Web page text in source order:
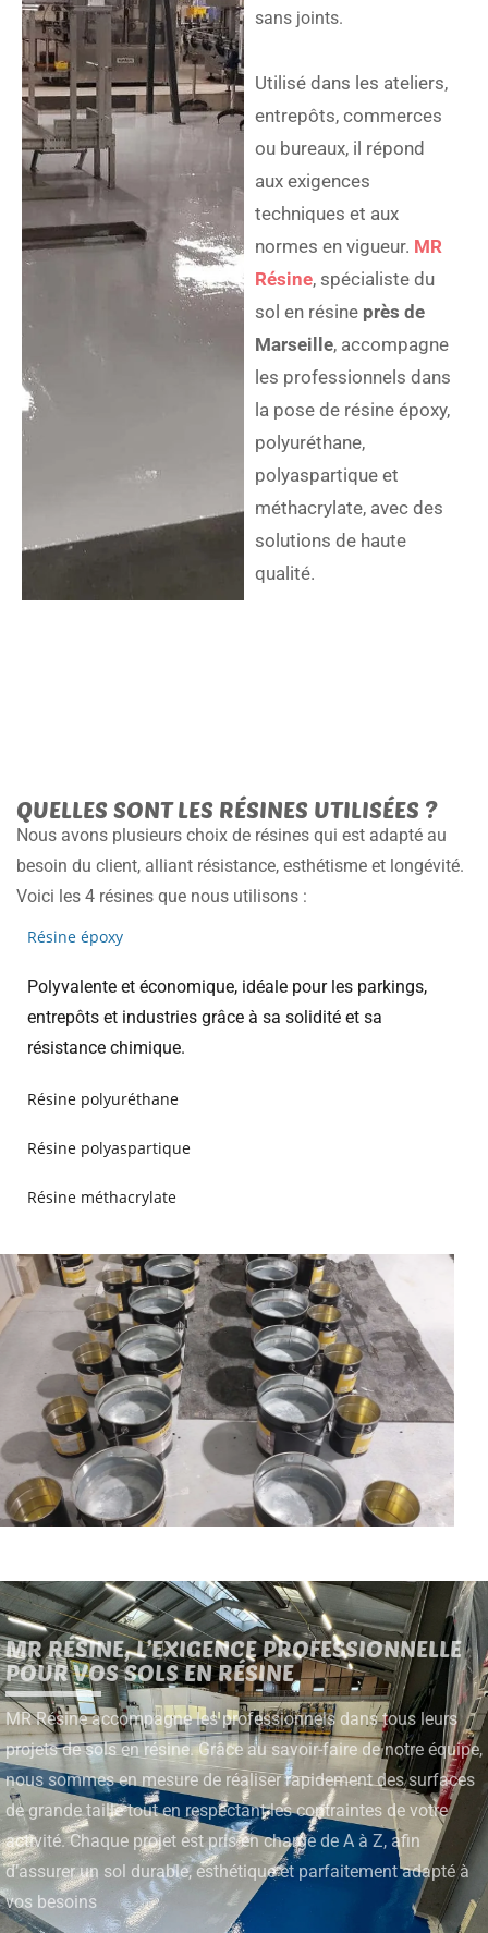
sans joints.
Utilisé dans les ateliers,
entrepôts, commerces
ou bureaux, il répond
aux exigences
techniques et aux
normes en vigueur. MR
Résine, spécialiste du
sol en résine près de
Marseille, accompagne
les professionnels dans
la pose de résine époxy,
polyuréthane,
polyaspartique et
méthacrylate, avec des
solutions de haute
qualité.
QUELLES SONT LES RÉSINES UTILISÉES ?
Nous avons plusieurs choix de résines qui est adapté au
besoin du client, alliant résistance, esthétisme et longévité.
Voici les 4 résines que nous utilisons :
Résine époxy
Polyvalente et économique, idéale pour les parkings,
entrepôts et industries grâce à sa solidité et sa
résistance chimique.
Résine polyuréthane
Résine polyaspartique
Résine méthacrylate
MR RÉSINE, L’EXIGENCE PROFESSIONNELLE
POUR VOS SOLS EN RÉSINE
MR Résine accompagne les professionnels dans tous leurs
projets de sols en résine. Grâce au savoir-faire de notre équipe,
nous sommes en mesure de réaliser rapidement des surfaces
de grande taille tout en respectant les contraintes de votre
activité. Chaque projet est pris en charge de A à Z, afin
d’assurer un sol durable, esthétique et parfaitement adapté à
vos besoins